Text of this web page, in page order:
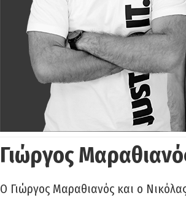
Γιώργος
Ο Γιώργος Μαραθιανός και ο